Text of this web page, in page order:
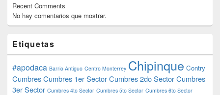
Recent Comments
No hay comentarios que mostrar.
Etiquetas
#apodaca Barrio Antiguo Centro Monterrey Chipinque Contry
CumbresCumbres 1er SectorCumbres 2do SectorCumbres
3er Sector Cumbres 4to Sector Cumbres 5to Sector Cumbres 6to Sector